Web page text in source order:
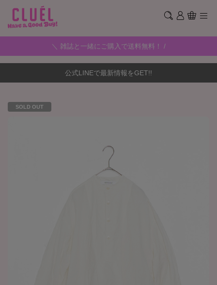
＼ 雑誌と一緒にご購入で送料無料！ /
公式LINEで最新情報をGET!!
SOLD OUT